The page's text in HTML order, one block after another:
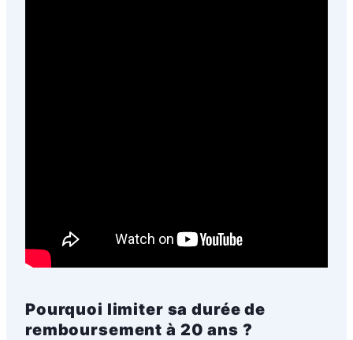
Pourquoi limiter sa durée de
remboursement à 20 ans ?